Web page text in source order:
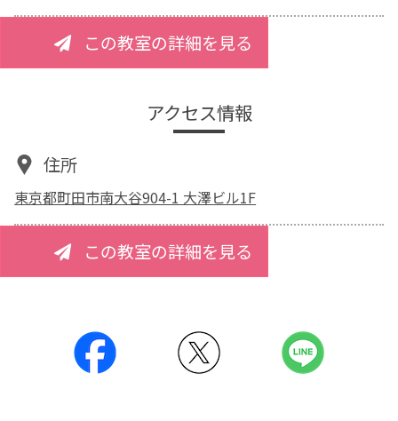
この教室の詳細を見る
アクセス情報
住所
東京都町田市南大谷904-1 大澤ビル1F
この教室の詳細を見る